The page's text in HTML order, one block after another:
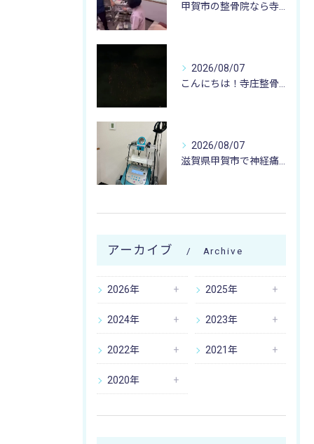
2026/08/07
2026/08/07
アーカイブ Archive
2026年 2025年
2024年 2023年
2022年 2021年
2020年